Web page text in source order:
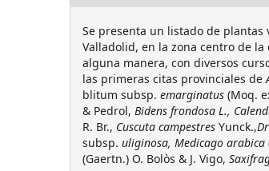
Se presenta un listado de
Valladolid, en la zona centro de
alguna manera, con diversos
las primeras citas provinciales de
blitum subsp. emarginatus (Moq.
& Pedrol, Bidens frondosa L.,
R. Br., Cuscuta campestres Yunck.,
subsp. uliginosa, Medicago arabica
(Gaertn.) O. Bolòs & J. Vigo,